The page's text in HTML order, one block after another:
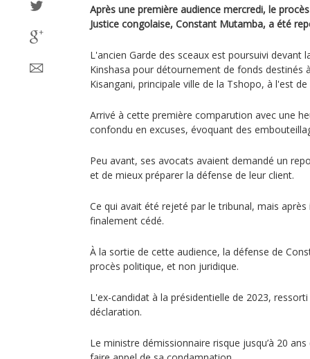
Après une première audience mercredi, le
Justice congolaise, Constant Mutamba, a été
L'ancien Garde des sceaux est poursuivi devant
Kinshasa pour détournement de fonds destinés
Kisangani, principale ville de la Tshopo, à l'est de
Arrivé à cette première comparution avec une
confondu en excuses, évoquant des
Peu avant, ses avocats avaient demandé un
et de mieux préparer la défense de leur client.
Ce qui avait été rejeté par le tribunal, mais
finalement cédé.
À la sortie de cette audience, la défense de
procès politique, et non juridique.
L'ex-candidat à la présidentielle de 2023, ressorti
déclaration.
Le ministre démissionnaire risque jusqu’à 20